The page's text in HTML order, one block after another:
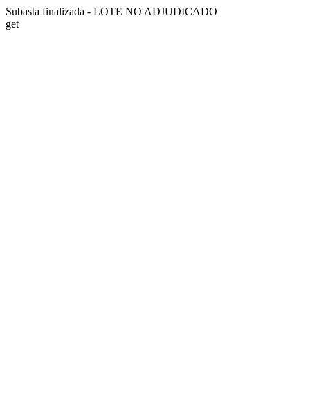
Subasta finalizada - LOTE NO ADJUDICADO
get